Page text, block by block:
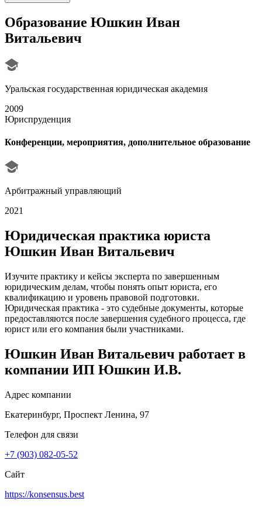
Образование Юшкин Иван
Витальевич
Уральская государственная юридическая академия
2009
Юриспруденция
Конференции, мероприятия, дополнительное образование
Арбитражный управляющий
2021
Юридическая практика юриста
Юшкин Иван Витальевич
Изучите практику и кейсы эксперта по завершенным
юридическим делам, чтобы понять опыт юриста, его
квалификацию и уровень правовой подготовки.
Юридическая практика - это судебные документы, которые
предоставляются после завершения судебного процесса, где
юрист или его компания были участниками.
Юшкин Иван Витальевич работает в
компании ИП Юшкин И.В.
Адрес компании
Екатеринбург, Проспект Ленина, 97
Телефон для связи
+7 (903) 082-05-52
Сайт
https://konsensus.best